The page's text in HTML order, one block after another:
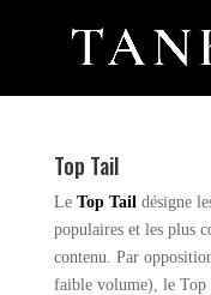
Top Tail
Le Top Taildésigne
populaires et les plus
contenu. Par
faible volume), le Top